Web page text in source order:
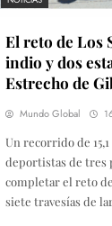
El reto de Los
indio y dos
Estrecho de
Mundo Global
Un recorrido de
deportistas de tres
completar el reto
siete travesías de